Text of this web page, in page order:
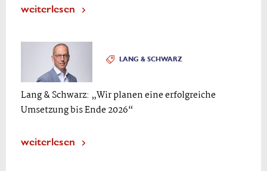
weiterlesen
LANG & SCHWARZ
Lang & Schwarz: „Wir planen eine erfolgreiche
Umsetzung bis Ende 2026“
weiterlesen